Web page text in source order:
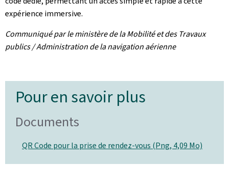
expérience immersive.
Communiqué par le ministère de la Mobilité et des Travaux
publics / Administration de la navigation aérienne
Pour en savoir plus
Documents
QR Code pour la prise de rendez-vous (Png, 4,09 Mo)